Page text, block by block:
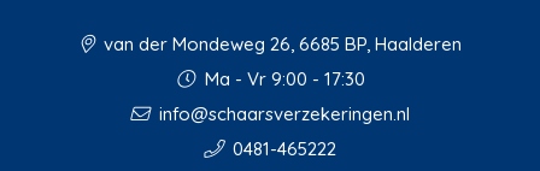
van der Mondeweg 26, 6685 BP, Haalderen
Ma - Vr 9:00 - 17:30
info@schaarsverzekeringen.nl
0481-465222